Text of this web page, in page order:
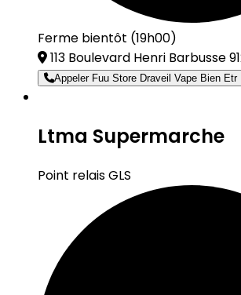
Ferme bientôt (19h00)
113 Boulevard Henri Barbusse
Appeler Fuu Store Draveil Vape Bien Etr
Ltma Supermarche
Point relais GLS